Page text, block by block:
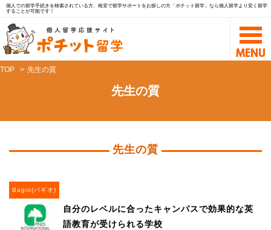
個人での留学手続きを検索されている方、格安で留学サポートをお探しの方「ポチット留学」なら個人留学より安く留学
することが可能です！
TOP 先生の質
先生の質
先生の質
Bagio(バギオ)
自分のレベルに合ったキャンパスで効果的な英
語教育が受けられる学校